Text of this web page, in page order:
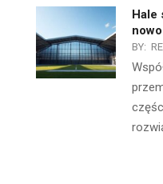
Hale
BY: